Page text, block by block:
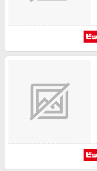
スポーツ・アウトドア・ゴ
旅行・レジャー・ホテル予
金融・マネー・保険
デジタルコンテンツ
ビジネス・その他サービス
わくわく夏特集
とことん買い物チャレンジ
Samsung ボーナスキャン
週末の高還元 夏の長期版